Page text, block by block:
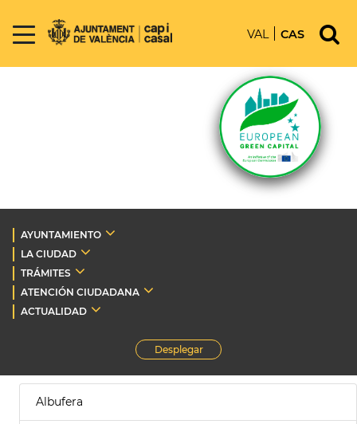
VAL CAS
AYUNTAMIENTO
LA CIUDAD
TRÁMITES
ATENCIÓN CIUDADANA
ACTUALIDAD
Desplegar
Albufera